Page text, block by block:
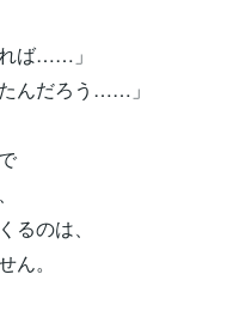
ば……」
んだろう……」
のは、
。